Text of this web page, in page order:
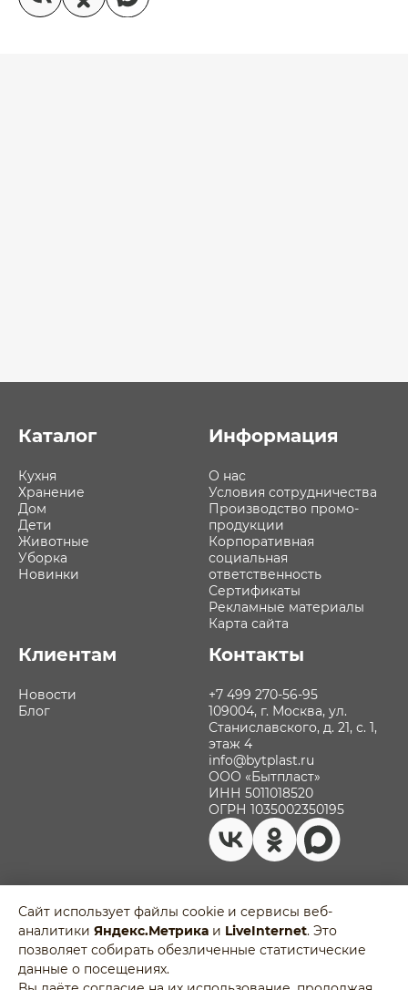
Каталог
Кухня
Хранение
Дом
Дети
Животные
Уборка
Новинки
Информация
О нас
Условия сотрудничества
Производство промо-
продукции
Корпоративная
социальная
ответственность
Сертификаты
Рекламные материалы
Карта сайта
Клиентам
Новости
Блог
Контакты
+7 499 270-56-95
109004, г. Москва, ул.
Станиславского, д. 21, с. 1,
этаж 4
info@bytplast.ru
ООО «Бытпласт»
ИНН 5011018520
ОГРН 1035002350195
Политика обработки персональных
данных
Пользовательское соглашение
Сайт использует файлы cookie и сервисы веб-
аналитики Яндекс.Метрика и LiveInternet. Это
позволяет собирать обезличенные статистические
данные о посещениях.